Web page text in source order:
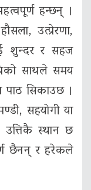
हन्छन् ।
उत्प्रेरणा,
शुन्दर र सहज
साथले समय
पाठ सिकाउछ ।
सहयोगी या
स्थान छ
छैनन् र हरेकले